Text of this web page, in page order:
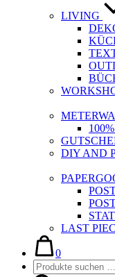
LIVING
DIY AND
LAST
Warenkorb
0im
Warenkorb
Suche-
Suchen